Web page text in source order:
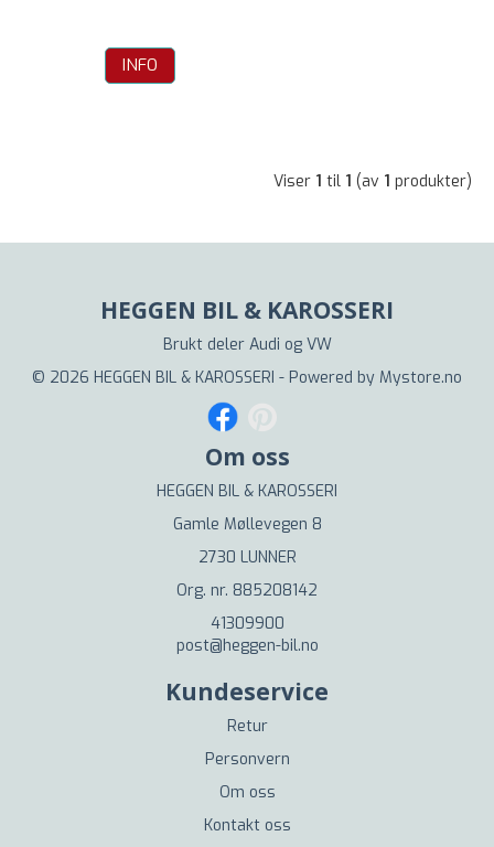
INFO
Viser 1 til 1 (av 1 produkter)
HEGGEN BIL & KAROSSERI
Brukt deler Audi og VW
© 2026 HEGGEN BIL & KAROSSERI - Powered by Mystore.no
Om oss
HEGGEN BIL & KAROSSERI
Gamle Møllevegen 8
2730 LUNNER
Org. nr. 885208142
41309900
post@heggen-bil.no
Kundeservice
Retur
Personvern
Om oss
Kontakt oss